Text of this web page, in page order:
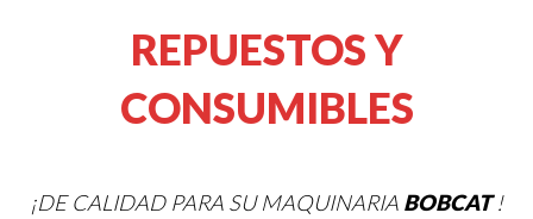
REPUESTOS Y
CONSUMIBLES
¡DE CALIDAD PARA SU MAQUINARIA BOBCAT!